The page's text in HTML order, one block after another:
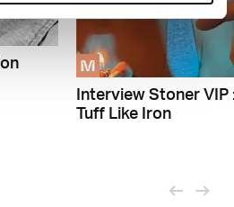
M
Interview Stoner VIP
Tuff Like Iron